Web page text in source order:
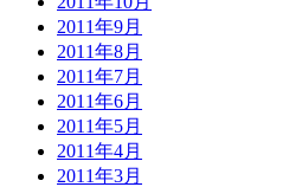
2011年9月
2011年8月
2011年7月
2011年6月
2011年5月
2011年4月
2011年3月